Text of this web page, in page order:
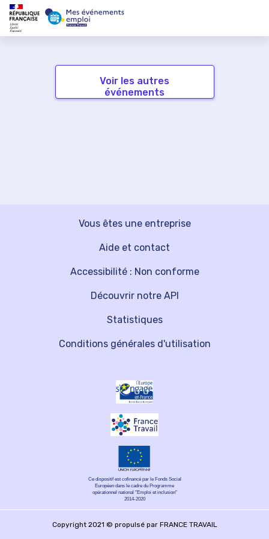
Voir les autres
événements
Vous êtes une entreprise
Découvrir notre API
Aide et contact
Statistiques
Accessibilité : Non conforme
Conditions générales d'utilisation
Ce dispositif est cofinancé par le Fonds Social
Européen dans le cadre du Programme
opérationnel national "Emploi et inclusion"
2014-2020
Copyright 2021 © propulsé par FRANCE TRAVAIL